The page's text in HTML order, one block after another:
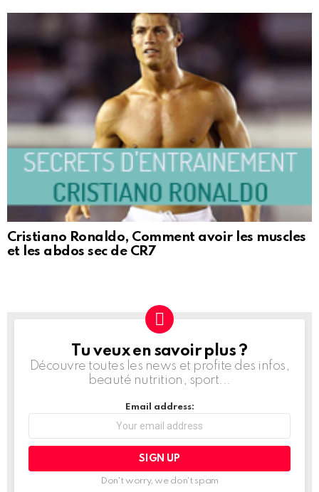
Cristiano Ronaldo, Comment avoir les muscles
et les abdos sec de CR7
NEWSLETTERTu veux en savoir plus ?
Découvre toutes les news et profite des infos,
beauté nutrition, sport...
Email address:
Don't worry, we don't spam